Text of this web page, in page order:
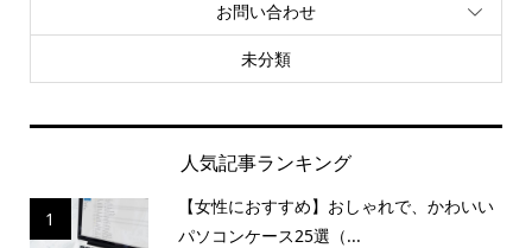
お問い合わせ
未分類
人気記事ランキング
1
【女性におすすめ】おしゃれで、かわいい
パソコンケース25選（...